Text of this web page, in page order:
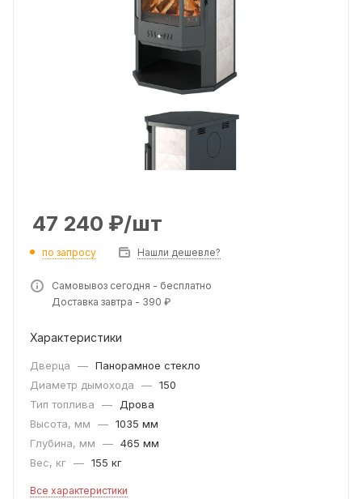
47 240 ₽/шт
по запросу Нашли дешевле?
Самовывоз сегодня - бесплатно
Доставка завтра - 390 ₽
Характеристики
Дверца — Панорамное стекло
Диаметр дымохода
— 150
Тип топлива
—
Дрова
Высота, мм
— 1035 мм
Глубина, мм
— 465 мм
Вес, кг — 155 кг
Все характеристики